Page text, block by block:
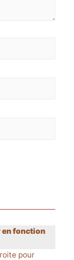
en fonction
pour